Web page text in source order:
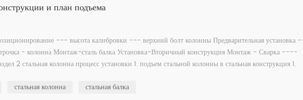
и план подъема
--- высота калибровки --- верхний болт колонны Предварительная установка
- колонна Монтаж-сталь балка Установка-Вторичный конструкция Монтаж - Сварка ----
2 стальная колонна процесс установки 1. подъем стальной колонны в стальная конструкция 1.
стальная колонна стальная балка